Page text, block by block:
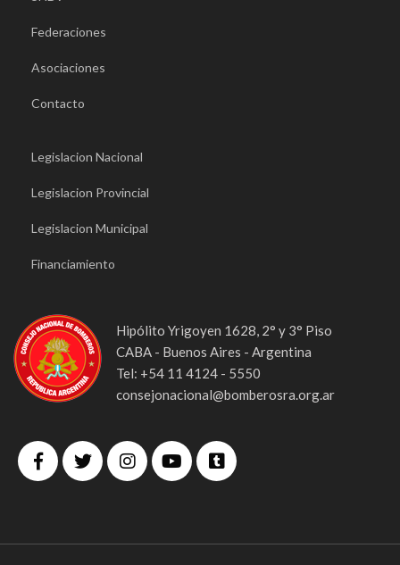
Federaciones
Asociaciones
Contacto
Legislacion Nacional
Legislacion Provincial
Legislacion Municipal
Financiamiento
Hipólito Yrigoyen 1628, 2° y 3° Piso
CABA - Buenos Aires - Argentina
Tel: +54 11 4124 - 5550
consejonacional@bomberosra.org.ar